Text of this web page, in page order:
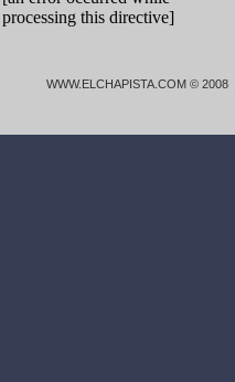
WWW.ELCHAPISTA.COM © 2008